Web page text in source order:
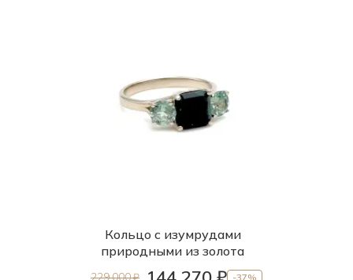
Кольцо с изумрудами
природными из золота
229 000 ₽ -37%